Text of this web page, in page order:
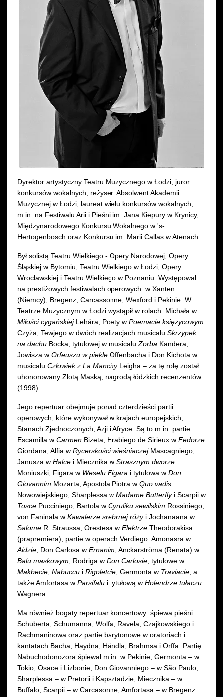
Dyrektor artystyczny Teatru Muzycznego w Łodzi, juror
konkursów wokalnych, reżyser. Absolwent Akademii
Muzycznej w Łodzi, laureat wielu konkursów wokalnych,
m.in. na Festiwalu Arii i Pieśni im. Jana Kiepury w Krynicy,
Międzynarodowego Konkursu Wokalnego w 's-
Hertogenbosch oraz Konkursu im. Marii Callas w Atenach.
Był solistą Teatru Wielkiego - Opery Narodowej, Opery
Śląskiej w Bytomiu, Teatru Wielkiego w Łodzi, Opery
Wrocławskiej i Teatru Wielkiego w Poznaniu. Występował
na prestiżowych festiwalach operowych: w Xanten
(Niemcy), Bregenz, Carcassonne, Wexford i Pekinie. W
Teatrze Muzycznym w Łodzi wystąpił w rolach: Michała w
Miłości cygańskiejLehára, Poety w Poemacie księżycowym
Czyża, Tewjego w dwóch realizacjach musicalu Skrzypek
na dachu Bocka, tytułowej w musicalu Zorba Kandera,
Jowisza w Orfeuszu w piekle Offenbacha i Don Kichota w
musicalu Człowiek z La ManchyLeigha – za tę rolę został
uhonorowany Złotą Maską, nagrodą łódzkich recenzentów
(1998).
Jego repertuar obejmuje ponad czterdzieści partii
operowych, które wykonywał w krajach europejskich,
Stanach Zjednoczonych, Azji i Afryce. Są to m.in. partie:
Escamilla w Carmen Bizeta, Hrabiego de Sirieux w Fedorze
Giordana, Alfia w Rycerskości wieśniaczej Mascagniego,
Janusza w Halce i Miecznika w Strasznym dworze
Moniuszki, Figara w Weselu Figara i tytułowa w Don
Giovannim Mozarta, Apostoła Piotra w Quo vadis
Nowowiejskiego, Sharplessa w Madame Butterflyi Scarpii w
Tosce Pucciniego, Bartola w Cyruliku sewilskim Rossiniego,
von Faninala w Kawalerze srebrnej różyi Jochanaana w
Salome R. Straussa, Orestesa w Elektrze Theodorakisa
(prapremiera), partie w operach Verdiego: Amonasra w
Aidzie , Don Carlosa w Ernanim , Anckarströma (Renata) w
Balu maskowym , Rodriga w Don Carlosie , tytułowe w
Makbecie Nabuccu i Rigoletcie , Germonta w Traviacie , a
także Amfortasa w Parsifalu i tytułową w Holendrze tułaczu
Wagnera.
Ma również bogaty repertuar koncertowy: śpiewa pieśni
Schuberta, Schumanna, Wolfa, Ravela, Czajkowskiego i
Rachmaninowa oraz partie barytonowe w oratoriach i
kantatach Bacha, Haydna, Händla, Brahmsa i Orffa. Partię
Nabuchodonozora śpiewał m.in. w Pekinie, Germonta – w
Tokio, Osace i Lizbonie, Don Giovanniego – w São Paulo,
Sharplessa – w Pretorii i Kapsztadzie, Miecznika – w
Buffalo, Scarpii – w Carcasonne, Amfortasa – w Bregenz